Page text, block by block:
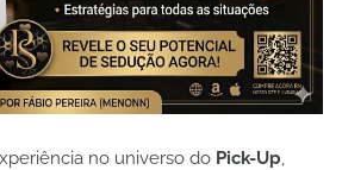
no universo do Pick-Up